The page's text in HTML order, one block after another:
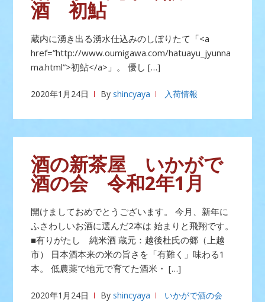
酒 初鮎
蔵内に湧き出る湧水仕込みのしぼりたて「<a
href=”http://www.oumigawa.com/hatuayu_jyunna
ma.html”>初鮎</a>」。 優し […]
2020年1月24日 By shincyaya 入荷情報
酒の新茶屋 いかがで
酒の会 令和2年1月
開けましておめでとうございます。 今月、新年に
ふさわしいお酒に選んだ2本は 始まりと飛翔です。
■有りがたし 純米酒 蔵元：越後杜氏の郷（上越
市） 日本酒本来の米の旨さを「有難く」味わる1
本。 低農薬で地元で育てた酒米・ […]
2020年1月24日 By shincyaya いかがで酒の会